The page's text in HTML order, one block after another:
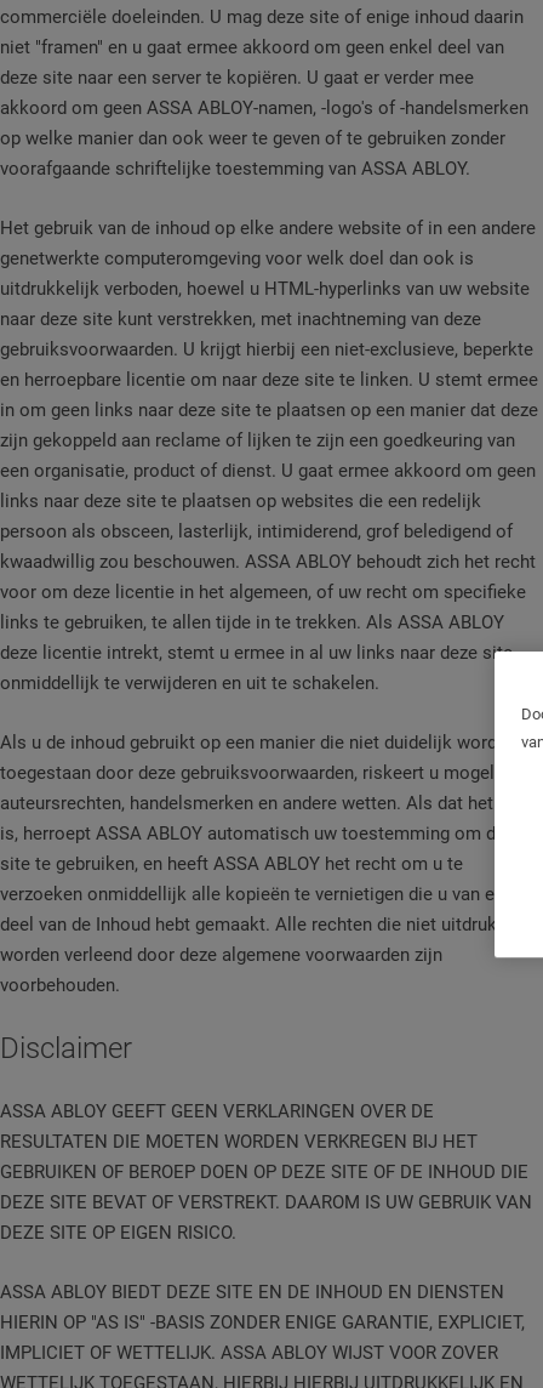
commerciële doeleinden. U mag deze site of enige inhoud daarin
niet "framen" en u gaat ermee akkoord om geen enkel deel van
deze site naar een server te kopiëren. U gaat er verder mee
akkoord om geen ASSA ABLOY-namen, -logo's of -handelsmerken
op welke manier dan ook weer te geven of te gebruiken zonder
voorafgaande schriftelijke toestemming van ASSA ABLOY.
Het gebruik van de inhoud op elke andere website of in een andere
genetwerkte computeromgeving voor welk doel dan ook is
uitdrukkelijk verboden, hoewel u HTML-hyperlinks van uw website
naar deze site kunt verstrekken, met inachtneming van deze
gebruiksvoorwaarden. U krijgt hierbij een niet-exclusieve, beperkte
en herroepbare licentie om naar deze site te linken. U stemt ermee
in om geen links naar deze site te plaatsen op een manier dat deze
zijn gekoppeld aan reclame of lijken te zijn een goedkeuring van
een organisatie, product of dienst. U gaat ermee akkoord om geen
links naar deze site te plaatsen op websites die een redelijk
persoon als obsceen, lasterlijk, intimiderend, grof beledigend of
kwaadwillig zou beschouwen. ASSA ABLOY behoudt zich het recht
voor om deze licentie in het algemeen, of uw recht om specifieke
links te gebruiken, te allen tijde in te trekken. Als ASSA ABLOY
deze licentie intrekt, stemt u ermee in al uw links naar deze site
onmiddellijk te verwijderen en uit te schakelen.
Als u de inhoud gebruikt op een manier die niet duidelijk wordt
toegestaan ​​door deze gebruiksvoorwaarden, riskeert u mogelijk
auteursrechten, handelsmerken en andere wetten. Als dat het geval
is, herroept ASSA ABLOY automatisch uw toestemming om deze
site te gebruiken, en heeft ASSA ABLOY het recht om u te
verzoeken onmiddellijk alle kopieën te vernietigen die u van een
deel van de Inhoud hebt gemaakt. Alle rechten die niet uitdrukkelijk
worden verleend door deze algemene voorwaarden zijn
voorbehouden.
Disclaimer
ASSA ABLOY GEEFT GEEN VERKLARINGEN OVER DE
RESULTATEN DIE MOETEN WORDEN VERKREGEN BIJ HET
GEBRUIKEN OF BEROEP DOEN OP DEZE SITE OF DE INHOUD DIE
DEZE SITE BEVAT OF VERSTREKT. DAAROM IS UW GEBRUIK VAN
DEZE SITE OP EIGEN RISICO.
ASSA ABLOY BIEDT DEZE SITE EN DE INHOUD EN DIENSTEN
HIERIN OP "AS IS" -BASIS ZONDER ENIGE GARANTIE, EXPLICIET,
IMPLICIET OF WETTELIJK. ASSA ABLOY WIJST VOOR ZOVER
WETTELIJK TOEGESTAAN, HIERBIJ HIERBIJ UITDRUKKELIJK EN